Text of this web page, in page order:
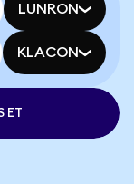
LUNRON
KLACON
ET